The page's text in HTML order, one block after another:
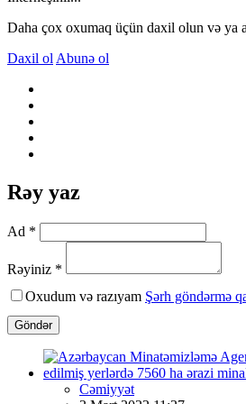
Daha çox oxumaq üçün daxil olun və ya
Daxil ol Abunə ol
Rəy yaz
Ad *
Rəyiniz *
Oxudum və razıyam Şərh göndərmə
Göndər
Cəmiyyət